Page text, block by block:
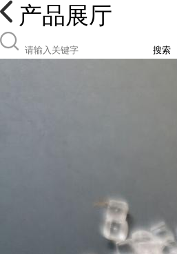
产品展厅
搜索